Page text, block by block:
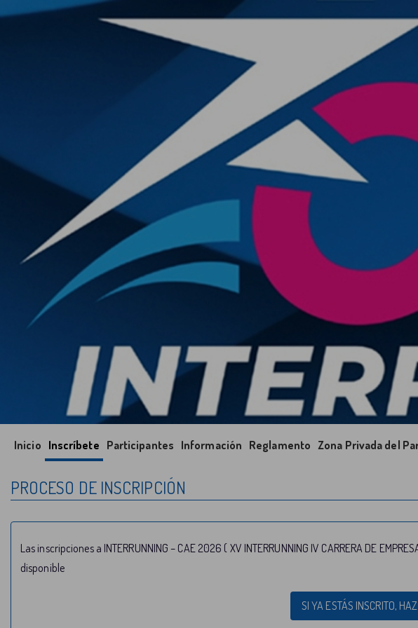
Inicio Inscríbete Participantes Información Reglamento Zona Privada del
PROCESO DE INSCRIPCIÓN
Las inscripciones a INTERRUNNING – CAE 2026 ( XV INTERRUNNING IV CARRERA DE
disponible